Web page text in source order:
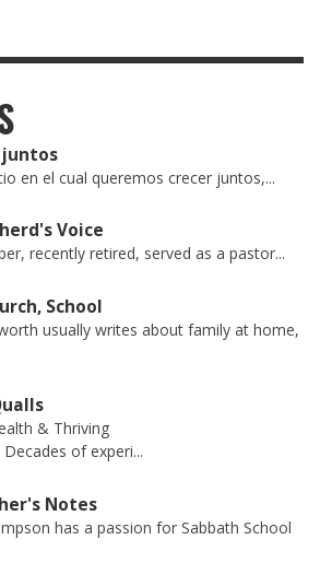
en el cual queremos crecer juntos,...
Voice
recently retired, served as a pastor...
School
usually writes about family at home,
& Thriving
Decades of experi...
Notes
has a passion for Sabbath School